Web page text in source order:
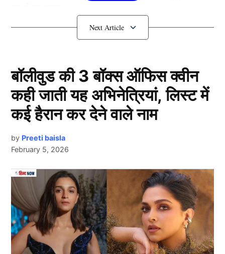
प्रसाद न देने पर सेवादार की हत्या
Delhi
मामला प्रसाद को लेकर तब शुरू हुआ जब कुछ श्रद्धालु सेवादार
से चुन्नी और प्रसाद मांगने आए। सेवादार योगेंद्र ने उन्हें थोड़ा
इंतजार करने को कहा, जिससे वे नाराज हो गए। थोड़ी देर बाद वे
लोहे की छड़ें और डंडे लेकर मंदिर लौटे और योगेंद्र पर हमला कर
Next Article
बॉलीवुड की 3 बॉक्स ऑफिस क्वीन
कही जाती यह अभिनेत्रियां, लिस्ट में
कई हैरान कर देने वाले नाम
by Preeti baisla
February 5, 2026